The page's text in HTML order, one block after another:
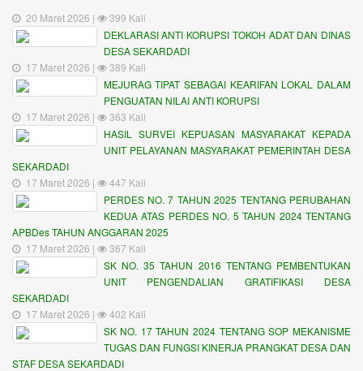
20 Maret 2026 |
399 Kali
DEKLARASI ANTI KORUPSI TOKOH ADAT DAN DINAS
DESA SEKARDADI
17 Maret 2026 |
389 Kali
MEJURAG TIPAT SEBAGAI KEARIFAN LOKAL DALAM
PENGUATAN NILAI ANTI KORUPSI
17 Maret 2026 |
363 Kali
HASIL SURVEI KEPUASAN MASYARAKAT KEPADA
UNIT PELAYANAN MASYARAKAT PEMERINTAH DESA
SEKARDADI
17 Maret 2026 |
447 Kali
PERDES NO. 7 TAHUN 2025 TENTANG PERUBAHAN
KEDUA ATAS PERDES NO. 5 TAHUN 2024 TENTANG
APBDes TAHUN ANGGARAN 2025
17 Maret 2026 |
367 Kali
SK NO. 35 TAHUN 2016 TENTANG PEMBENTUKAN
UNIT PENGENDALIAN GRATIFIKASI DESA
SEKARDADI
17 Maret 2026 |
402 Kali
SK NO. 17 TAHUN 2024 TENTANG SOP MEKANISME
TUGAS DAN FUNGSI KINERJA PRANGKAT DESA DAN
STAF DESA SEKARDADI